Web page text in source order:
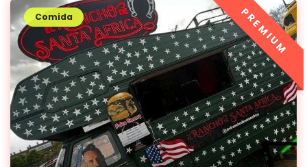
Comida PREMIUM